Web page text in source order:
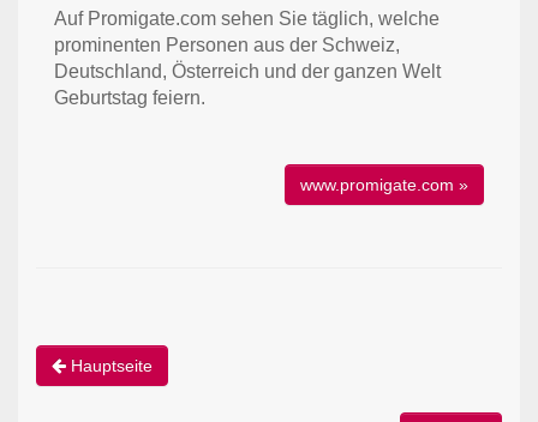
Auf Promigate.com sehen Sie täglich, welche
prominenten Personen aus der Schweiz,
Deutschland, Österreich und der ganzen Welt
Geburtstag feiern.
www.promigate.com »
Hauptseite